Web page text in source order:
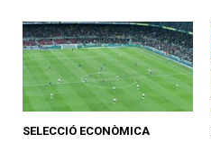
SELECCIÓ ECONÒMICA